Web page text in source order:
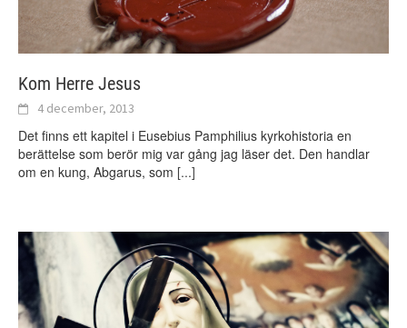
Kom Herre Jesus
4 december, 2013
Det finns ett kapitel i Eusebius Pamphilius kyrkohistoria en
berättelse som berör mig var gång jag läser det. Den handlar
om en kung, Abgarus, som [...]